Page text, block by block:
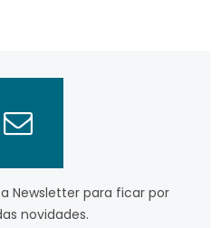
Newsletter para ficar por
novidades.